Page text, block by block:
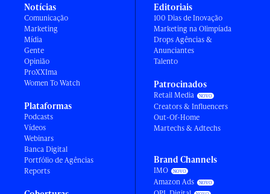
Notícias
Comunicação
Marketing
Mídia
Gente
Opinião
ProXXIma
Women To Watch
Plataformas
Podcasts
Vídeos
Webinars
Banca Digital
Portfólio de Agências
Reports
Editoriais
100 Dias de Inovação
Marketing na Olimpíada
Drops Agências &
Anunciantes
Talento
Patrocinados
Retail Media
Creators & Influencers
Out-Of-Home
Martechs & Adtechs
Brand Channels
IMO
Amazon Ads